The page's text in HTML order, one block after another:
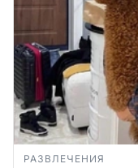
РАЗВЛЕЧЕНИЯ